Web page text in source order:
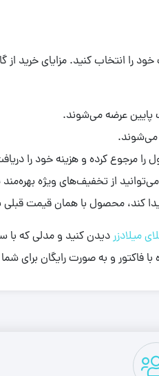
را انتخاب کنید. مزایای خرید از
پایین عرضه می‌شوند.
می‌شوند.
از تخفیف‌های ویژه
کند، محصول با همان قیمت قبلی
میلادزردیدن کنید و مدلی که
فاکتور و به صورت رایگان برای